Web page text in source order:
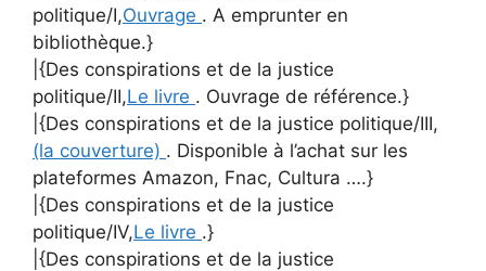
politique/I,Ouvrage . A emprunter en
bibliothèque.}
|{Des conspirations et de la justice
politique/II,Le livre . Ouvrage de référence.}
|{Des conspirations et de la justice politique/III,
(la couverture) . Disponible à l’achat sur les
plateformes Amazon, Fnac, Cultura ….}
|{Des conspirations et de la justice
politique/IV,Le livre .}
|{Des conspirations et de la justice